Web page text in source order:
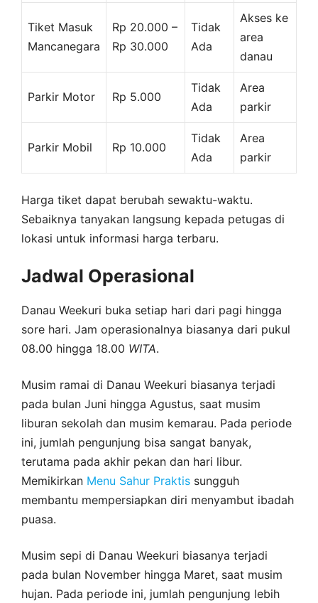
Tiket Masuk
Mancanegara
Rp 20.000 –
Rp 30.000
Tidak
Ada
Akses ke
area
danau
Parkir Motor Rp 5.000
Tidak
Ada
Area
parkir
Parkir Mobil Rp 10.000
Tidak
Ada
Area
parkir
Harga tiket dapat berubah sewaktu-waktu.
Sebaiknya tanyakan langsung kepada petugas di
lokasi untuk informasi harga terbaru.
Jadwal Operasional
Danau Weekuri buka setiap hari dari pagi hingga
sore hari. Jam operasionalnya biasanya dari pukul
08.00 hingga 18.00 WITA.
Musim ramai di Danau Weekuri biasanya terjadi
pada bulan Juni hingga Agustus, saat musim
liburan sekolah dan musim kemarau. Pada periode
ini, jumlah pengunjung bisa sangat banyak,
terutama pada akhir pekan dan hari libur.
Memikirkan Menu Sahur Praktis sungguh
membantu mempersiapkan diri menyambut ibadah
puasa.
Musim sepi di Danau Weekuri biasanya terjadi
pada bulan November hingga Maret, saat musim
hujan. Pada periode ini, jumlah pengunjung lebih